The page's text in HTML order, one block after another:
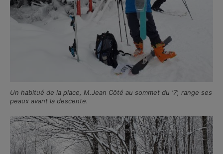
Un habitué de la place, M.Jean Côté au sommet du ‘7’, range ses
peaux avant la descente.